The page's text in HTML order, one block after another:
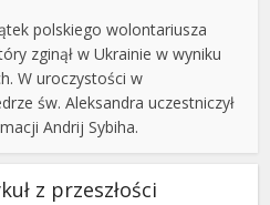
polskiego wolontariusza
zginął w Ukrainie w wyniku
W uroczystości w
św. Aleksandra uczestniczył
Andrij Sybiha.
z przeszłości